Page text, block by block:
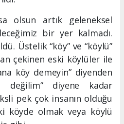
olsun artık geleneksel
bir yer kalmadı.
Üstelik “köy” ve “köylü”
çekinen eski köylüler ile
köy demeyin” diyenden
diyene kadar
pek çok insanın olduğu
köyde olmak veya köylü